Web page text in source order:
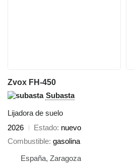
Zvox FH-450
Subasta
Lijadora de suelo
2026
Estado nuevo
Combustible gasolina
España, Zaragoza